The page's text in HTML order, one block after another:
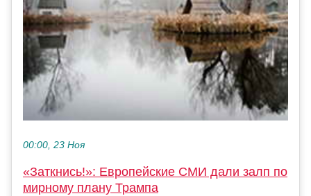
00:00, 23 Ноя
«Заткнись!»: Европейские СМИ дали залп по
мирному плану Трампа